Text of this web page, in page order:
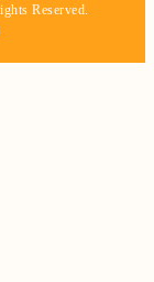
Reserved.